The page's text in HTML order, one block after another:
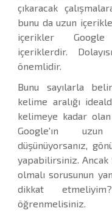
çıkaracak
bunu da uzun
içerikler Google
içeriklerdir.
önemlidir.
Bunu sayılarla
kelime aralığı
kelimeye kadar
Google'ın
düşünüyorsanız,
yapabilirsiniz. Ancak
olmalı sorusunun
dikkat
öğrenmelisiniz.